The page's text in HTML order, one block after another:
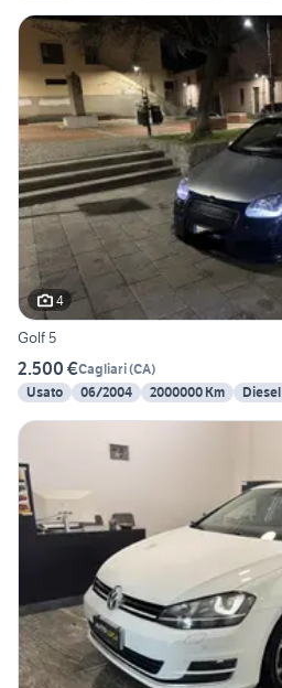
4
Golf 5
2.500 €Cagliari(CA)
Usato
06/2004 2000000 Km Diesel